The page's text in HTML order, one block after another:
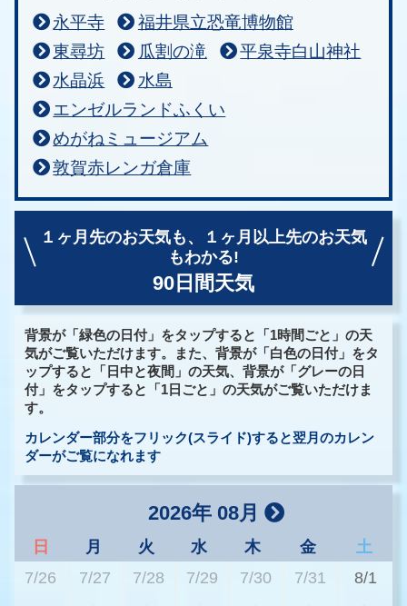
永平寺
福井県立恐竜博物館
東尋坊
瓜割の滝
平泉寺白山神社
水晶浜
水島
エンゼルランドふくい
めがねミュージアム
敦賀赤レンガ倉庫
１ヶ月先のお天気も、
１ヶ月以上先のお天気
もわかる!
90日間天気
背景が「緑色の日付」をタップすると「1時間ごと」の天
気がご覧いただけます。また、背景が「白色の日付」をタ
ップすると「日中と夜間」の天気、背景が「グレーの日
付」をタップすると「1日ごと」の天気がご覧いただけま
す。
カレンダー部分をフリック(スライド)すると翌月のカレン
ダーがご覧になれます
2026年 08月
日 月 火 水 木 金
土
7/26
7/27 7/28 7/29 7/30 7/31 8/1